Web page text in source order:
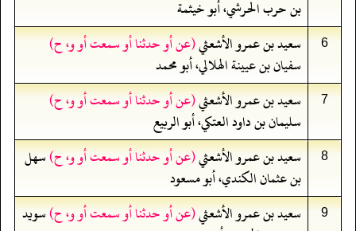
بن حرب الحرشي، أبو خيثمة
6 سعيد بن عمرو الأشعثي(عن أو حدثنا أو سمعت أو و، ح)
سفيان بن عيينة الهلالي، أبو محمد
7 سعيد بن عمرو الأشعثي(عن أو حدثنا أو سمعت أو و، ح)
سليمان بن داود العتكي، أبو الربيع
8 سعيد بن عمرو الأشعثي(عن أو حدثنا أو سمعت أو و، ح)سهل
بن عثمان الكندي، أبو مسعود
9 سعيد بن عمرو الأشعثي(عن أو حدثنا أو سمعت أو و، ح)سويد